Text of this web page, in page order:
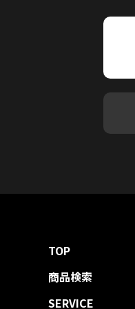
TOP
商品検索
SERVICE